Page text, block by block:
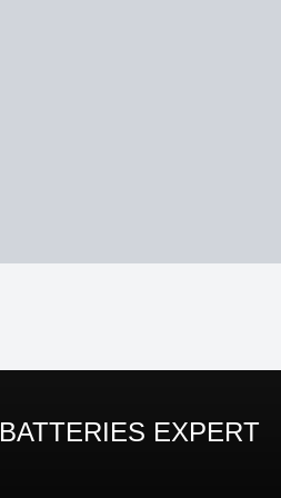
BATTERIES EXPERT